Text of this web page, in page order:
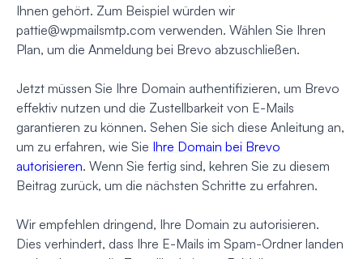
Ihnen gehört. Zum Beispiel würden wir
pattie@wpmailsmtp.com verwenden. Wählen Sie Ihren
Plan, um die Anmeldung bei Brevo abzuschließen.
Jetzt müssen Sie Ihre Domain authentifizieren, um Brevo
effektiv nutzen und die Zustellbarkeit von E-Mails
garantieren zu können. Sehen Sie sich diese Anleitung an,
um zu erfahren, wie Sie Ihre Domain bei Brevo
autorisieren. Wenn Sie fertig sind, kehren Sie zu diesem
Beitrag zurück, um die nächsten Schritte zu erfahren.
Wir empfehlen dringend, Ihre Domain zu autorisieren.
Dies verhindert, dass Ihre E-Mails im Spam-Ordner landen